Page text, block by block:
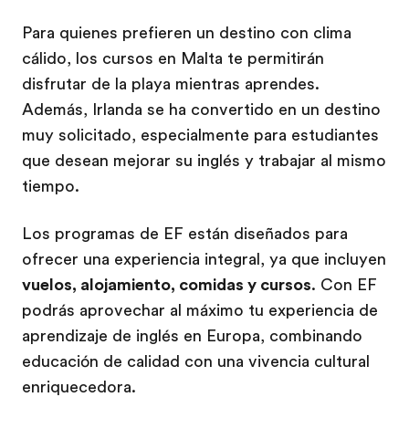
Para quienes prefieren un destino con clima
cálido, los cursos en Malta te permitirán
disfrutar de la playa mientras aprendes.
Además, Irlanda se ha convertido en un destino
muy solicitado, especialmente para estudiantes
que desean mejorar su inglés y trabajar al mismo
tiempo.
Los programas de EF están diseñados para
ofrecer una experiencia integral, ya que incluyen
vuelos, alojamiento, comidas y cursos. Con EF
podrás aprovechar al máximo tu experiencia de
aprendizaje de inglés en Europa, combinando
educación de calidad con una vivencia cultural
enriquecedora.